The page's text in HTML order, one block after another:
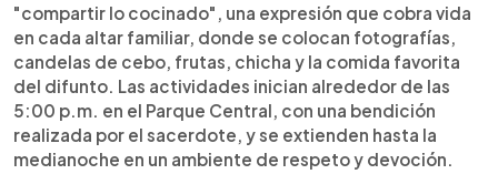
"compartir lo cocinado", una expresión que cobra vida
en cada altar familiar, donde se colocan fotografías,
candelas de cebo, frutas, chicha y la comida favorita
del difunto. Las actividades inician alrededor de las
5:00 p.m. en el Parque Central, con una bendición
realizada por el sacerdote, y se extienden hasta la
medianoche en un ambiente de respeto y devoción.